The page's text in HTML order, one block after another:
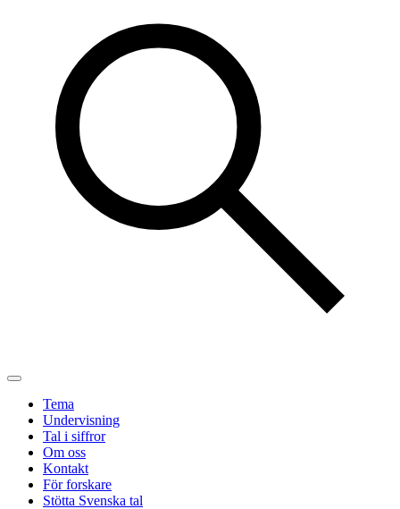
Tema
Undervisning
Tal i siffror
Om oss
Kontakt
För forskare
Stötta Svenska tal